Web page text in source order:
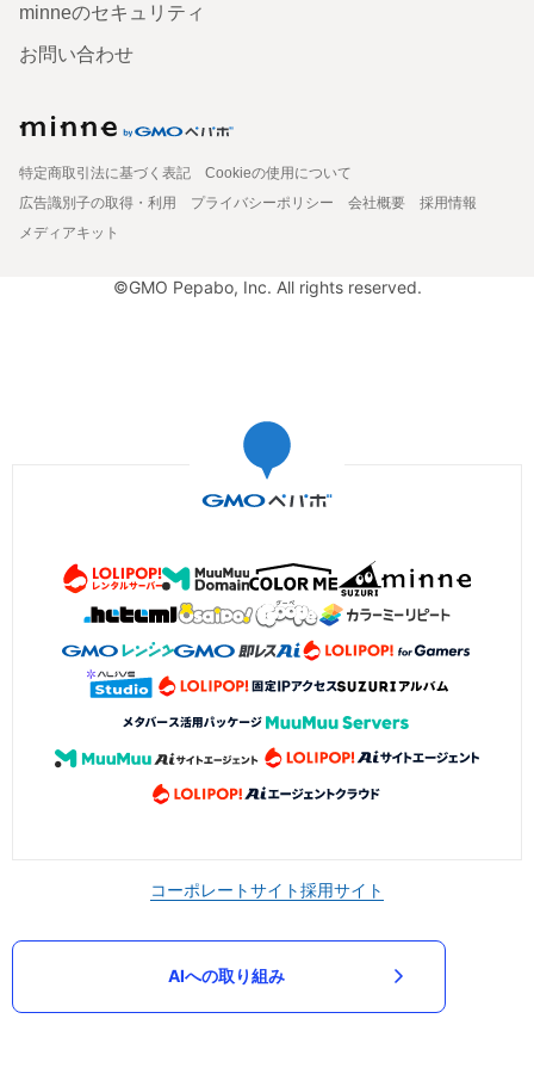
minneのセキュリティ
お問い合わせ
特定商取引法に基づく表記
Cookieの使用について
広告識別子の取得・利用
プライバシーポリシー 会社概要
採用情報
メディアキット
©GMO Pepabo, Inc. All rights reserved.
コーポレートサイト採用サイト
AIへの取り組み